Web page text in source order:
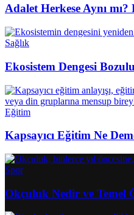
Adalet Herkese Aynı mı?
Sağlık
Ekosistem Dengesi
Eğitim
Kapsayıcı Eğitim Ne
Spor
Okçuluk Nedir ve Temel